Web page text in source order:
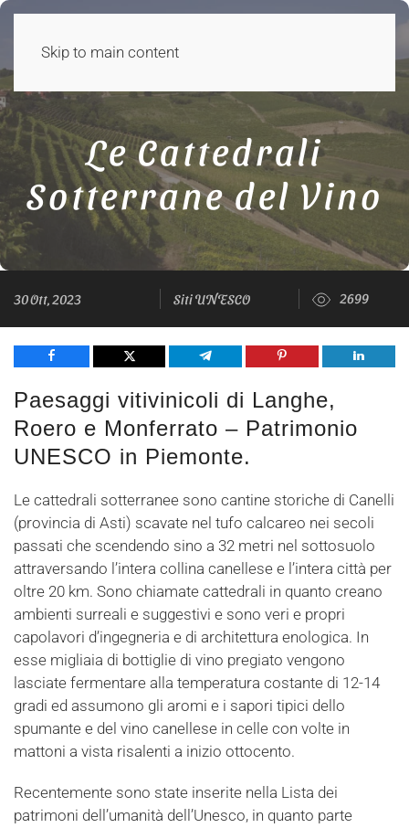
Skip to main content
Le Cattedrali
Sotterrane del Vino
30 Ott, 2023 Siti UNESCO 2699
Paesaggi vitivinicoli di Langhe,
Roero e Monferrato – Patrimonio
UNESCO in Piemonte.
Le cattedrali sotterranee sono cantine storiche di Canelli
(provincia di Asti) scavate nel tufo calcareo nei secoli
passati che scendendo sino a 32 metri nel sottosuolo
attraversando l’intera collina canellese e l’intera città per
oltre 20 km. Sono chiamate cattedrali in quanto creano
ambienti surreali e suggestivi e sono veri e propri
capolavori d’ingegneria e di architettura enologica. In
esse migliaia di bottiglie di vino pregiato vengono
lasciate fermentare alla temperatura costante di 12-14
gradi ed assumono gli aromi e i sapori tipici dello
spumante e del vino canellese in celle con volte in
mattoni a vista risalenti a inizio ottocento.
Recentemente sono state inserite nella Lista dei
patrimoni dell’umanità dell’Unesco, in quanto parte